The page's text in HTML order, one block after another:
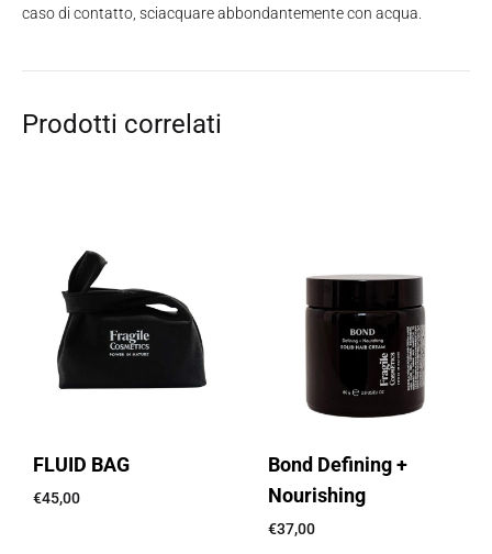
caso di contatto, sciacquare abbondantemente con acqua.
Prodotti correlati
FLUID BAG
€45,00
Bond Defining +
Nourishing
€37,00